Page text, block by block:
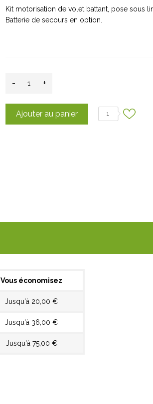
Kit motorisation de volet battant, pose sous
Batterie de secours en option.
- +
Ajouter au panier 1
Vous économisez
Jusqu'à 20,00 €
Jusqu'à 36,00 €
Jusqu'à 75,00 €